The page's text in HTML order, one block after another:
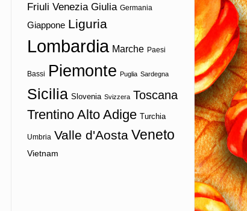
Friuli Venezia Giulia Germania
Giappone Liguria
Lombardia Marche Paesi
Bassi Piemonte Puglia Sardegna
Sicilia Slovenia Svizzera Toscana
Trentino Alto Adige Turchia
Umbria Valle d'Aosta Veneto
Vietnam